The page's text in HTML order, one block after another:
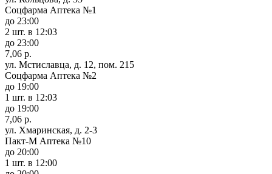
Соцфарма Аптека №1
до 23:00
2 шт. в 12:03
до 23:00
7,06 р.
ул. Мстиславца, д. 12, пом. 215
Соцфарма Аптека №2
до 19:00
1 шт. в 12:03
до 19:00
7,06 р.
ул. Хмаринская, д. 2-3
Пакт-М Аптека №10
до 20:00
1 шт. в 12:00